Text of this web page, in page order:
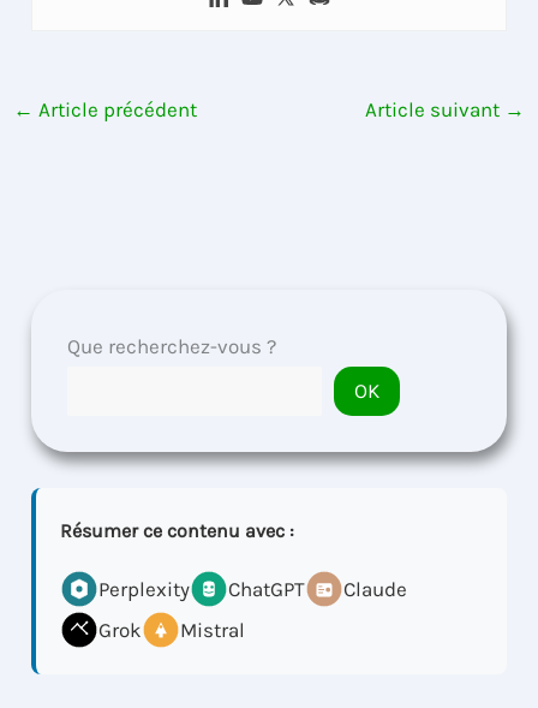
← Article précédent Article suivant →
Que recherchez-vous ?
OK
Résumer ce contenu avec :
Perplexity ChatGPT
Claude
Grok
Mistral